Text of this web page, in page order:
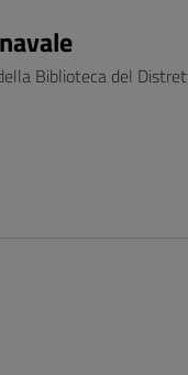
Biblioteca del